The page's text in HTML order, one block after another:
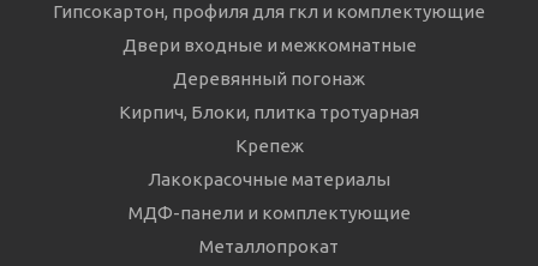
Гипсокартон, профиля для гкл и комплектующие
Двери входные и межкомнатные
Деревянный погонаж
Кирпич, Блоки, плитка тротуарная
Крепеж
Лакокрасочные материалы
МДФ-панели и комплектующие
Металлопрокат